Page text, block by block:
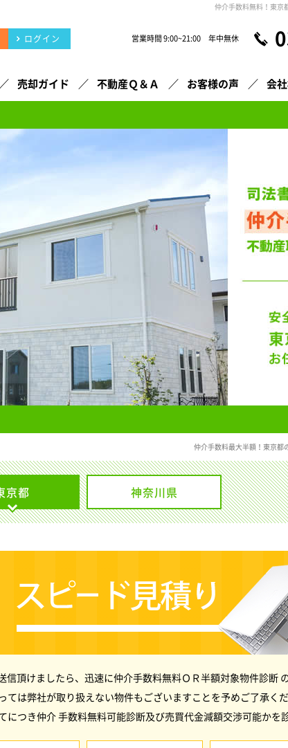
仲介手数料無料！東京
ログイン 営業時間 9:00~21:00 年中無休
売却ガイド 不動産Ｑ＆Ａ お客様の声 会
仲介手数料最大半額！東京都
京都 神奈川県
頂けましたら、迅速に仲介手数料無料ＯＲ半額対象物件診断
は弊社が取り扱えない物件もございますことを予めご了承くだ
つき仲介 手数料無料可能診断及び売買代金減額交渉可能かを